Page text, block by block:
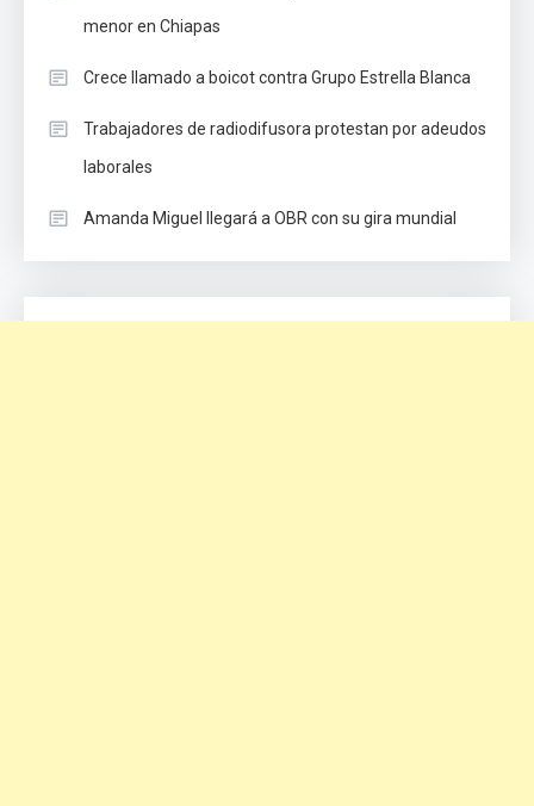
menor en Chiapas
Crece llamado a boicot contra Grupo Estrella Blanca
Trabajadores de radiodifusora protestan por adeudos
laborales
Amanda Miguel llegará a OBR con su gira mundial